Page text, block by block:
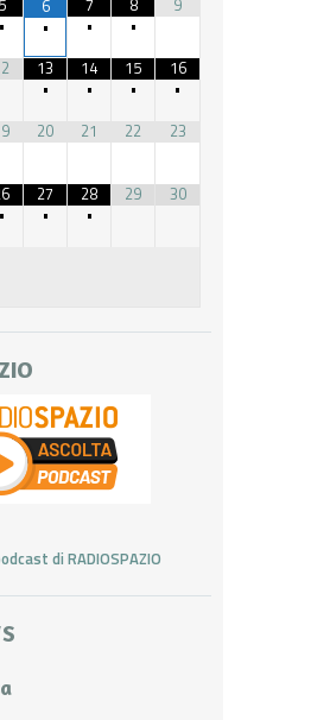
5
•
6
•
7
•
8
•
9
13
•
14
•
15
•
16
•
20 21 22 23
•
27
•
28
•
29 30
di RADIOSPAZIO